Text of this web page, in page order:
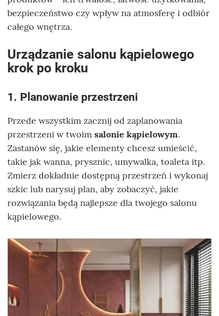
bezpieczeństwo czy wpływ na atmosferę i odbiór
całego wnętrza.
Urządzanie salonu kąpielowego
krok po kroku
1. Planowanie przestrzeni
Przede wszystkim zacznij od zaplanowania
przestrzeni w twoim salonie kąpielowym.
Zastanów się, jakie elementy chcesz umieścić,
takie jak wanna, prysznic, umywalka, toaleta itp.
Zmierz dokładnie dostępną przestrzeń i wykonaj
szkic lub narysuj plan, aby zobaczyć, jakie
rozwiązania będą najlepsze dla twojego salonu
kąpielowego.